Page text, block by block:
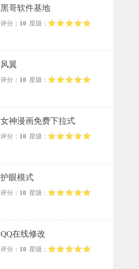
黑哥软件基地
评分： 10 星级：
风翼
评分： 10 星级：
女神漫画免费下拉式
评分： 10 星级：
护眼模式
评分： 10 星级：
QQ在线修改
评分： 10 星级：